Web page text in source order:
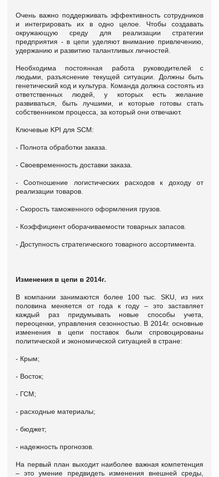
Очень важно поддерживать эффективность сотрудников
и интегрировать их в одно целое. Чтобы создавать
окружающую среду для реализации стратегии
предприятия - в цепи уделяют внимание привлечению,
удержанию и развитию талантливых личностей.
Необходима постоянная работа руководителей с
людьми, разъяснение текущей ситуации. Должны быть
генетический код и культура. Команда должна состоять из
ответственных людей, у которых есть желание
развиваться, быть лучшими, и которые готовы стать
собственником процесса, за который они отвечают.
Ключевые KPI для SCM:
- Полнота обработки заказа.
- Своевременность доставки заказа.
- Соотношение логистических расходов к доходу от
реализации товаров.
- Скорость таможенного оформления грузов.
- Коэффициент оборачиваемости товарных запасов.
- Доступность стратегического товарного ассортимента.
Изменения в цепи в 2014г.
В компании занимаются более 100 тыс. SKU, из них
половина меняется от года к году – это заставляет
каждый раз придумывать новые способы учета,
переоценки, управления сезонностью. В 2014г. основные
изменения в цепи поставок были спровоцированы
политической и экономической ситуацией в стране:
- Крым;
- Восток;
- ГСМ;
- расходные материалы;
- бюджет;
- надежность прогнозов.
На первый план выходит наиболее важная компетенция
– это умение предвидеть изменения внешней среды,